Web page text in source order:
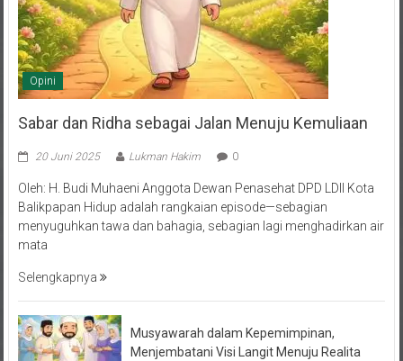
Opini
Sabar dan Ridha sebagai Jalan Menuju Kemuliaan
20 Juni 2025 Lukman Hakim 0
Oleh: H. Budi Muhaeni Anggota Dewan Penasehat DPD LDII Kota
Balikpapan Hidup adalah rangkaian episode—sebagian
menyuguhkan tawa dan bahagia, sebagian lagi menghadirkan air
mata
Selengkapnya
Musyawarah dalam Kepemimpinan,
Menjembatani Visi Langit Menuju Realita